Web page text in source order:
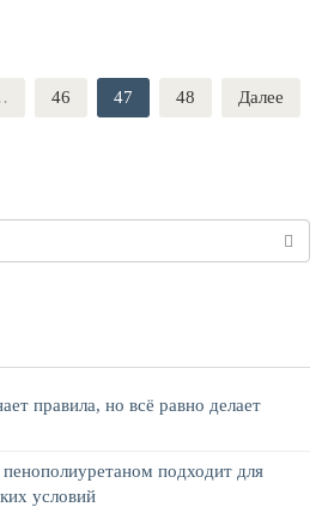
46 47 48 Далее
правила, но всё равно делает
подходит для
условий